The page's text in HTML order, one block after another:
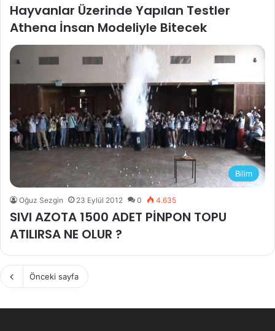
Hayvanlar Üzerinde Yapılan Testler
Athena İnsan Modeliyle Bitecek
Bilim
Oğuz Sezgin 23 Eylül 2012 0 4.635
SIVI AZOTA 1500 ADET PİNPON TOPU
ATILIRSA NE OLUR ?
Önceki sayfa